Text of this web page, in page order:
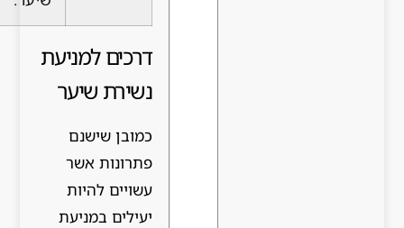
דרכים למניעת
נשירת שיער
כמובן שישנם
פתרונות אשר
עשויים להיות
יעילים במניעת